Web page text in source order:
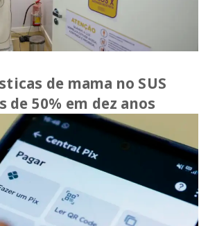
de mama no SUS
de 50% em dez anos